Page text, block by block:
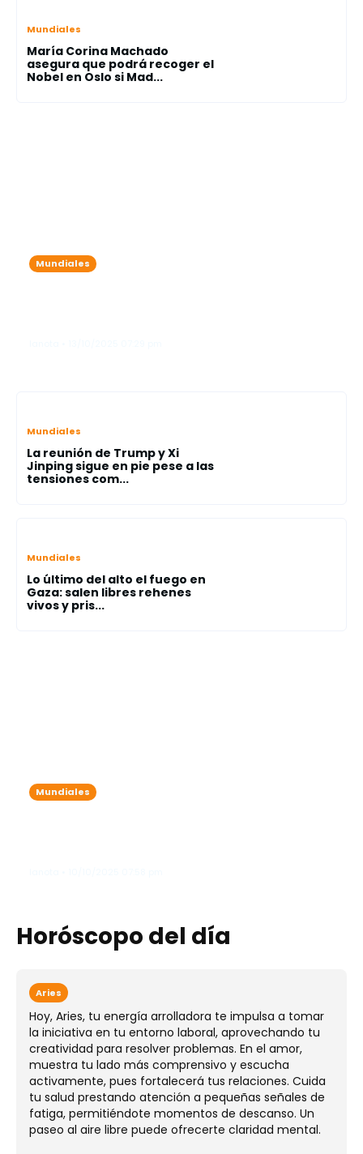
Mundiales
María Corina Machado
asegura que podrá recoger el
Nobel en Oslo si Mad...
Mundiales
Mundiales
La reunión de Trump y Xi
Jinping sigue en pie pese a las
tensiones com...
Mundiales
Lo último del alto el fuego en
Gaza: salen libres rehenes
vivos y pris...
Mundiales
Horóscopo del día
Aries
Hoy, Aries, tu energía arrolladora te impulsa a tomar
la iniciativa en tu entorno laboral, aprovechando tu
creatividad para resolver problemas. En el amor,
muestra tu lado más comprensivo y escucha
activamente, pues fortalecerá tus relaciones. Cuida
tu salud prestando atención a pequeñas señales de
fatiga, permitiéndote momentos de descanso. Un
paseo al aire libre puede ofrecerte claridad mental.